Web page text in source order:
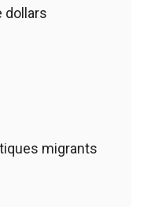
dollars
migrants